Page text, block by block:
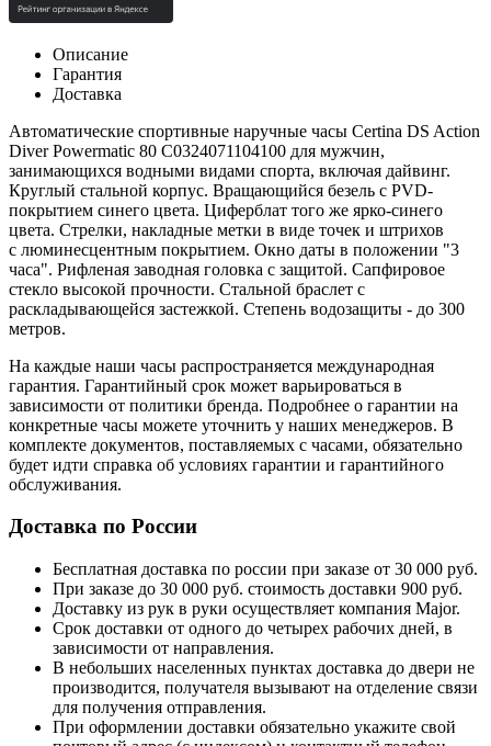
Описание
Гарантия
Доставка
Автоматические спортивные наручные часы Certina DS Action
Diver Powermatic 80 C0324071104100 для мужчин,
занимающихся водными видами спорта, включая дайвинг.
Круглый стальной корпус. Вращающийся безель с PVD-
покрытием синего цвета. Циферблат того же ярко-синего
цвета. Стрелки, накладные метки в виде точек и штрихов
с люминесцентным покрытием. Окно даты в положении "3
часа". Рифленая заводная головка с защитой. Сапфировое
стекло высокой прочности. Стальной браслет с
раскладывающейся застежкой. Степень водозащиты - до 300
метров.
На каждые наши часы распространяется международная
гарантия. Гарантийный срок может варьироваться в
зависимости от политики бренда. Подробнее о гарантии на
конкретные часы можете уточнить у наших менеджеров. В
комплекте документов, поставляемых с часами, обязательно
будет идти справка об условиях гарантии и гарантийного
обслуживания.
Доставка по России
Бесплатная доставка по россии при заказе от 30 000 руб.
При заказе до 30 000 руб. стоимость доставки 900 руб.
Доставку из рук в руки осуществляет компания Major.
Срок доставки от одного до четырех рабочих дней, в
зависимости от направления.
В небольших населенных пунктах доставка до двери не
производится, получателя вызывают на отделение связи
для получения отправления.
При оформлении доставки обязательно укажите свой